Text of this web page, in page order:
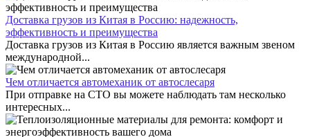
Доставка грузов из Китая в Россию: надежность,
эффективность и преимущества
Доставка грузов из Китая в Россию является важным звеном
международной...
Чем отличается автомеханик от автослесаря
При отправке на СТО вы можете наблюдать там несколько
интересных...